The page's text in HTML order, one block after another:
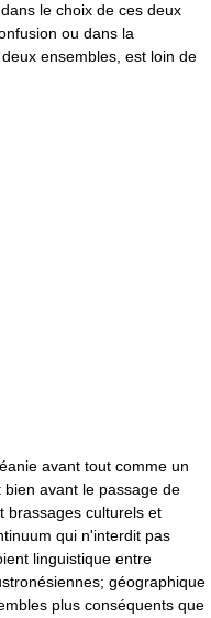
le choix de ces deux
ou dans la
ensembles, est loin de
avant tout comme un
avant le passage de
brassages culturels et
qui n'interdit pas
linguistique entre
géographique
plus conséquents que